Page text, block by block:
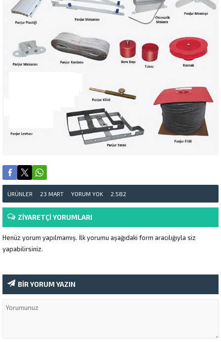
ÜRÜNLER 23 MART YORUM YOK 2.582
ZİYARETÇİ YORUMLARI
Henüz yorum yapılmamış. İlk yorumu aşağıdaki form aracılığıyla siz
yapabilirsiniz.
BİR YORUM YAZIN